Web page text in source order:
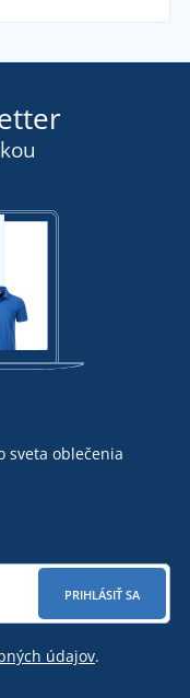
sveta oblečenia
PRIHLÁSIŤ SA
údajov.